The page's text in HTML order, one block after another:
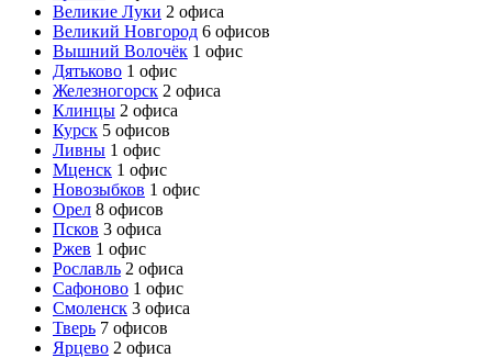
Великие Луки 2 офиса
Великий Новгород 6 офисов
Вышний Волочёк 1 офис
Дятьково 1 офис
Железногорск 2 офиса
Клинцы 2 офиса
Курск 5 офисов
Ливны 1 офис
Мценск 1 офис
Новозыбков 1 офис
Орел 8 офисов
Псков 3 офиса
Ржев 1 офис
Рославль 2 офиса
Сафоново 1 офис
Смоленск 3 офиса
Тверь 7 офисов
Ярцево 2 офиса